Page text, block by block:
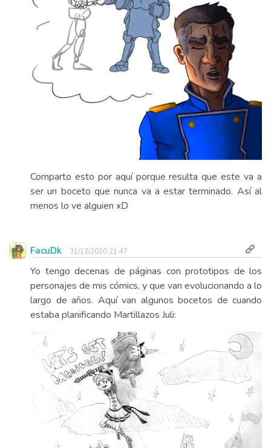
Comparto esto por aquí porque resulta que este va a
ser un boceto que nunca va a estar terminado. Así al
menos lo ve alguien xD
FacuDk 31/12/2020 21:47
Yo tengo decenas de páginas con prototipos de los
personajes de mis cómics, y que van evolucionando a lo
largo de años. Aquí van algunos bocetos de cuando
estaba planificando Martillazos Juli: